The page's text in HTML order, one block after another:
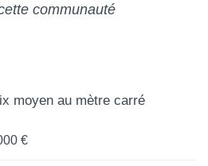
communauté
moyen au mètre carré
€